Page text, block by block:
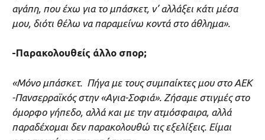
αγάπη, που έχω για το μπάσκετ, ν’ αλλάξει κάτι μέσα
μου, διότι θέλω να παραμείνω κοντά στο άθλημα».
-Παρακολουθείς άλλο σπορ;
«Μόνο μπάσκετ. Πήγα με τους συμπαίκτες μου στο ΑΕΚ
-Πανσερραϊκός στην «Αγια-Σοφιά». Ζήσαμε στιγμές στο
όμορφο γήπεδο, αλλά και με την ατμόσφαιρα, αλλά
παραδέχομαι δεν παρακολουθώ τις εξελίξεις. Είμαι